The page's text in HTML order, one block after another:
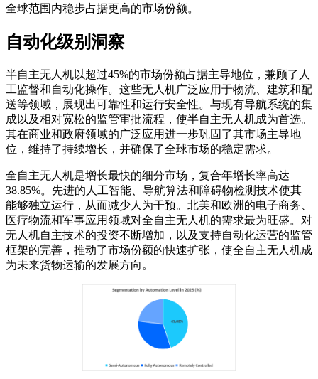
全球范围内稳步占据更高的市场份额。
自动化级别洞察
半自主无人机以超过45%的市场份额占据主导地位，兼顾了人
工监督和自动化操作。这些无人机广泛应用于物流、建筑和配
送等领域，展现出可靠性和运行安全性。与现有导航系统的集
成以及相对宽松的监管审批流程，使半自主无人机成为首选。
其在商业和政府领域的广泛应用进一步巩固了其市场主导地
位，维持了持续增长，并确保了全球市场的稳定需求。
全自主无人机是增长最快的细分市场，复合年增长率高达
38.85%。先进的人工智能、导航算法和障碍物检测技术使其
能够独立运行，从而减少人为干预。北美和欧洲的电子商务、
医疗物流和军事应用领域对全自主无人机的需求最为旺盛。对
无人机自主技术的投资不断增加，以及支持自动化运营的监管
框架的完善，推动了市场份额的快速扩张，使全自主无人机成
为未来货物运输的发展方向。